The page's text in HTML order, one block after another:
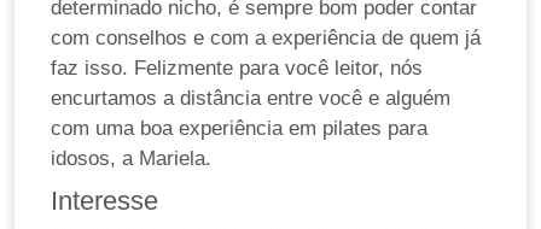
determinado nicho, é sempre bom poder contar
com conselhos e com a experiência de quem já
faz isso. Felizmente para você leitor, nós
encurtamos a distância entre você e alguém
com uma boa experiência em pilates para
idosos, a Mariela.
Interesse